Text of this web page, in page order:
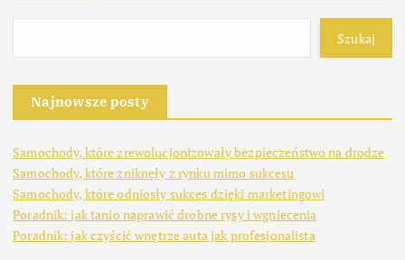
Szukaj
Najnowsze posty
Samochody, które zrewolucjonizowały bezpieczeństwo na drodze
Samochody, które zniknęły z rynku mimo sukcesu
Samochody, które odniosły sukces dzięki marketingowi
Poradnik: jak tanio naprawić drobne rysy i wgniecenia
Poradnik: jak czyścić wnętrze auta jak profesjonalista